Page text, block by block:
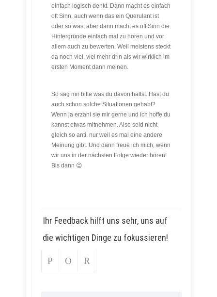
einfach logisch denkt. Dann macht es einfach
oft Sinn, auch wenn das ein Querulant ist
oder so was, aber dann macht es oft Sinn die
Hintergründe einfach mal zu hören und vor
allem auch zu bewerten. Weil meistens steckt
da noch viel, viel mehr drin als wir wirklich im
ersten Moment dann meinen.
So sag mir bitte was du davon hältst. Hast du
auch schon solche Situationen gehabt?
Wenn ja erzähl sie mir gerne und ich hoffe du
kannst etwas mitnehmen. Also seid nicht
gleich so anti, nur weil es mal eine andere
Meinung gibt. Und dann freue ich mich, wenn
wir uns in der nächsten Folge wieder hören!
Bis dann 😉
Ihr Feedback hilft uns sehr, uns auf
die wichtigen Dinge zu fokussieren!